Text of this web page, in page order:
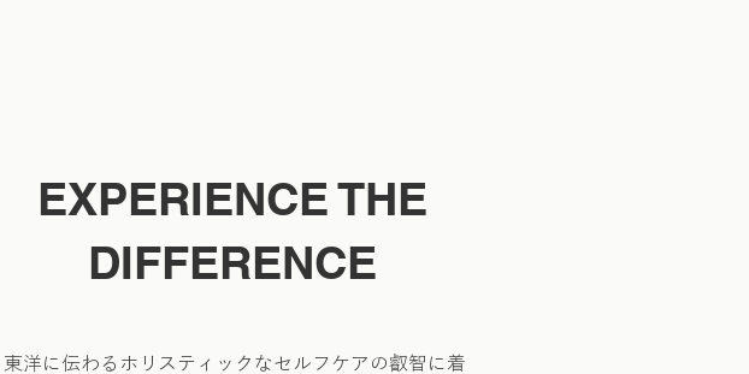
EXPERIENCE THE
DIFFERENCE
東洋に伝わるホリスティックなセルフケアの叡智に着